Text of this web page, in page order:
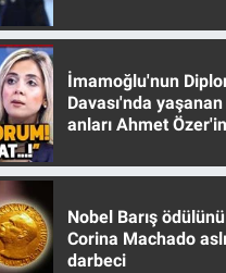
İmamoğlu'nun
Davası'nda
anları Ahmet
Nobel Barış
Corina Machado
darbeci